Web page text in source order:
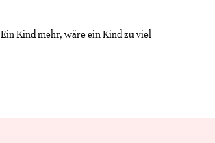
Ein Kind mehr, wäre ein Kind zu viel